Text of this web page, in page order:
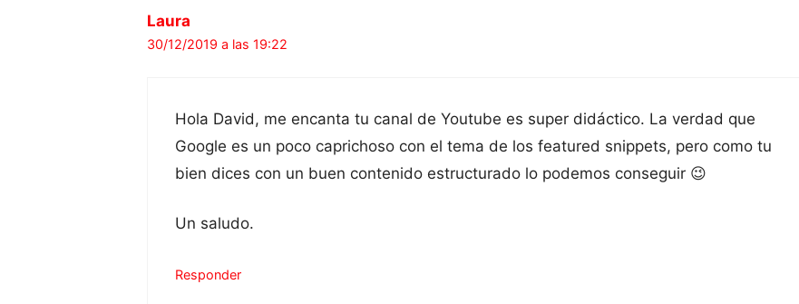
Laura
30/12/2019 a las 19:22
Hola David, me encanta tu canal de Youtube es super didáctico. La verdad que
Google es un poco caprichoso con el tema de los featured snippets, pero como tu
bien dices con un buen contenido estructurado lo podemos conseguir 😉
Un saludo.
Responder